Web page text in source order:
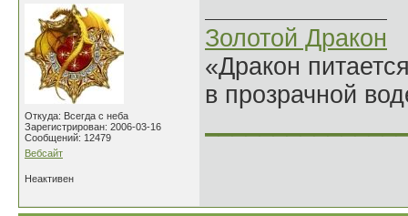
Откуда: Всегда с неба
Зарегистрирован: 2006-03-16
Сообщений: 12479
Вебсайт
Золотой Дракон
«Дракон
в прозрачной
Неактивен